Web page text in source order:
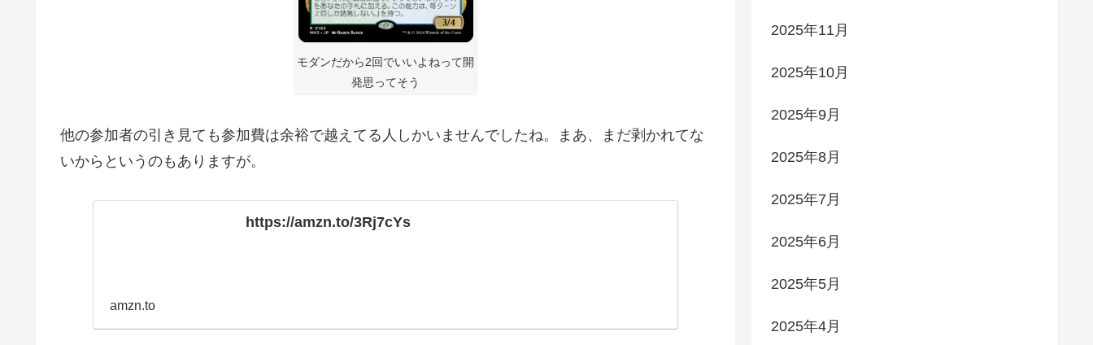
モダンだから2回でいいよねって開
発思ってそう
他の参加者の引き見ても参加費は余裕で越えてる人しかいませんでしたね。まあ、まだ剥かれてな
いからというのもありますが。
https://amzn.to/3Rj7cYs
amzn.to
2025年11月
2025年10月
2025年9月
2025年8月
2025年7月
2025年6月
2025年5月
2025年4月